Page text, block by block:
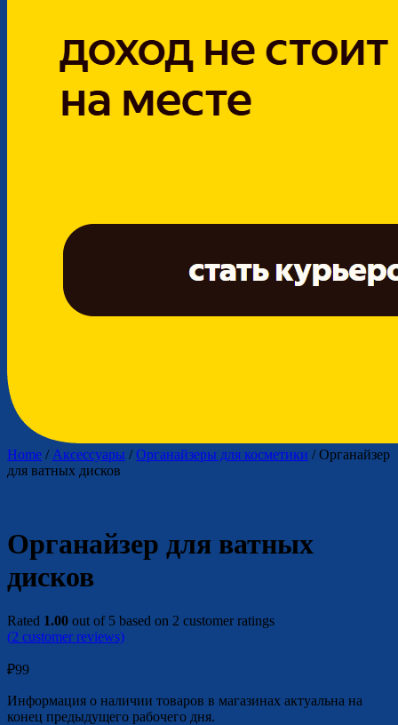
Home / Аксессуары /Органайзеры для косметики / Органайзер
для ватных дисков
Органайзер для ватных
дисков
Rated 1.00 out of 5 based on 2 customer ratings
(2 customer reviews)
₽99
Информация о наличии товаров в магазинах актуальна на
конец предыдущего рабочего дня.